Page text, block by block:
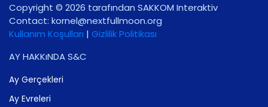
Copyright © 2026 tarafından SAKKOM Interaktiv
Contact: gro.noomlluftxen@lenrok
Kullanım Koşulları | Gizlilik Politikası
AY HAKKıNDA S&C
Ay Gerçekleri
Ay Evreleri